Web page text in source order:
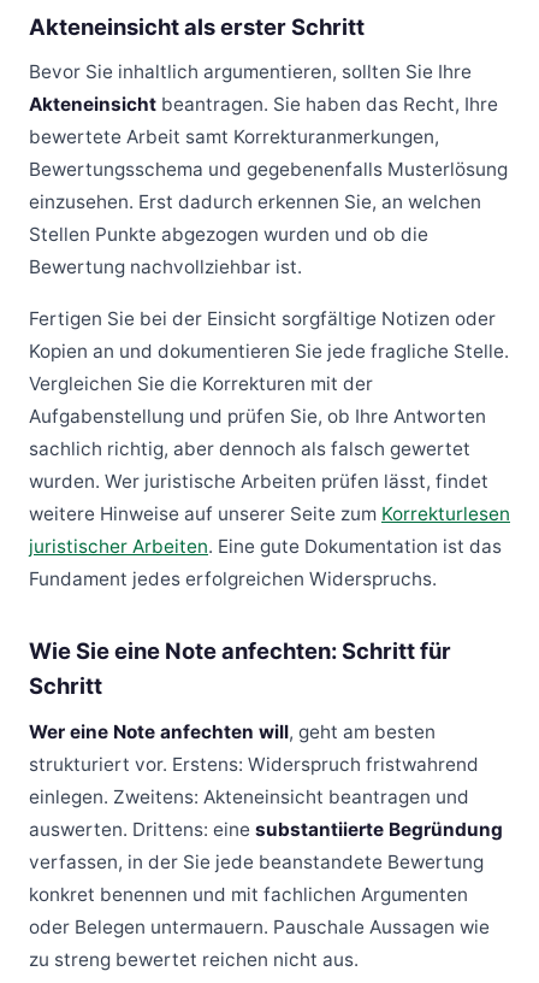
Akteneinsicht als erster Schritt
Bevor Sie inhaltlich argumentieren, sollten Sie Ihre
Akteneinsicht beantragen. Sie haben das Recht, Ihre
bewertete Arbeit samt Korrekturanmerkungen,
Bewertungsschema und gegebenenfalls Musterlösung
einzusehen. Erst dadurch erkennen Sie, an welchen
Stellen Punkte abgezogen wurden und ob die
Bewertung nachvollziehbar ist.
Fertigen Sie bei der Einsicht sorgfältige Notizen oder
Kopien an und dokumentieren Sie jede fragliche Stelle.
Vergleichen Sie die Korrekturen mit der
Aufgabenstellung und prüfen Sie, ob Ihre Antworten
sachlich richtig, aber dennoch als falsch gewertet
wurden. Wer juristische Arbeiten prüfen lässt, findet
weitere Hinweise auf unserer Seite zum Korrekturlesen
juristischer Arbeiten. Eine gute Dokumentation ist das
Fundament jedes erfolgreichen Widerspruchs.
Wie Sie eine Note anfechten: Schritt für
Schritt
Wer eine Note anfechten will, geht am besten
strukturiert vor. Erstens: Widerspruch fristwahrend
einlegen. Zweitens: Akteneinsicht beantragen und
auswerten. Drittens: eine substantiierte Begründung
verfassen, in der Sie jede beanstandete Bewertung
konkret benennen und mit fachlichen Argumenten
oder Belegen untermauern. Pauschale Aussagen wie
zu streng bewertet reichen nicht aus.